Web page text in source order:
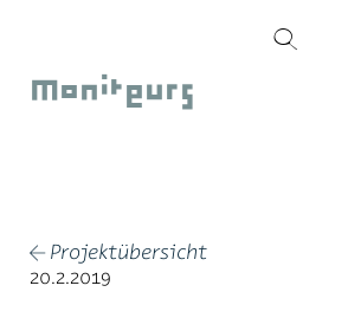
springen
Q
Moniteurs
← Projektübersicht
20.2.2019